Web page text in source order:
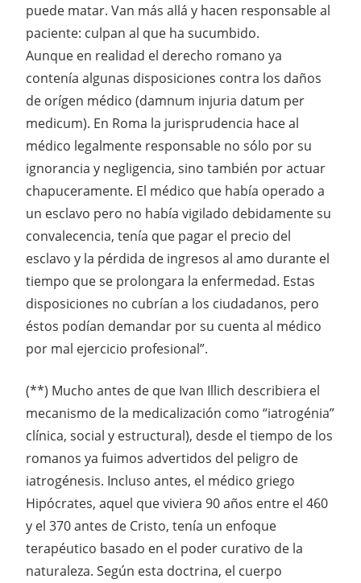
puede matar. Van más allá y hacen responsable al
paciente: culpan al que ha sucumbido.
Aunque en realidad el derecho romano ya
contenía algunas disposiciones contra los daños
de orígen médico (damnum injuria datum per
medicum). En Roma la jurisprudencia hace al
médico legalmente responsable no sólo por su
ignorancia y negligencia, sino también por actuar
chapuceramente. El médico que había operado a
un esclavo pero no había vigilado debidamente su
convalecencia, tenía que pagar el precio del
esclavo y la pérdida de ingresos al amo durante el
tiempo que se prolongara la enfermedad. Estas
disposiciones no cubrían a los ciudadanos, pero
éstos podían demandar por su cuenta al médico
por mal ejercicio profesional”.
(**) Mucho antes de que Ivan Illich describiera el
mecanismo de la medicalización como “iatrogénia”
clínica, social y estructural), desde el tiempo de los
romanos ya fuimos advertidos del peligro de
iatrogénesis. Incluso antes, el médico griego
Hipócrates, aquel que viviera 90 años entre el 460
y el 370 antes de Cristo, tenía un enfoque
terapéutico basado en el poder curativo de la
naturaleza. Según esta doctrina, el cuerpo